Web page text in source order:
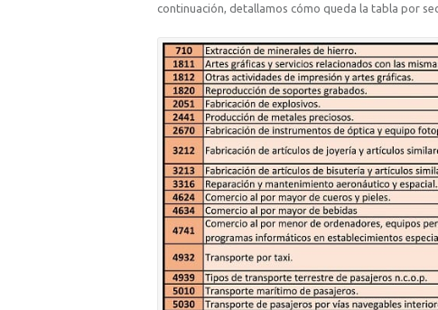
continuación, detallamos cómo queda la tabla por